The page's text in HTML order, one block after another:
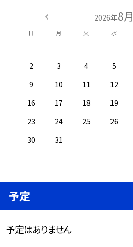
2026年8月
日 月 火 水
2
3 4 5
9
10 11 12
16
17 18 19
23
24 25 26
30
31
予定
予定はありません